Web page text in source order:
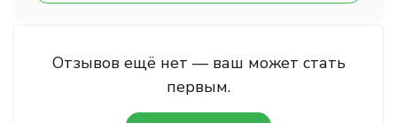
Отзывов ещё нет — ваш может стать
первым.